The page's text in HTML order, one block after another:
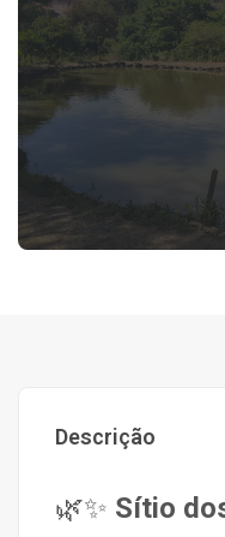
Descrição
🌿✨ Sítio